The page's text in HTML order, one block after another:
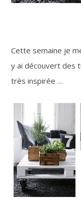
Cette semaine je
y ai découvert des
très inspirée …